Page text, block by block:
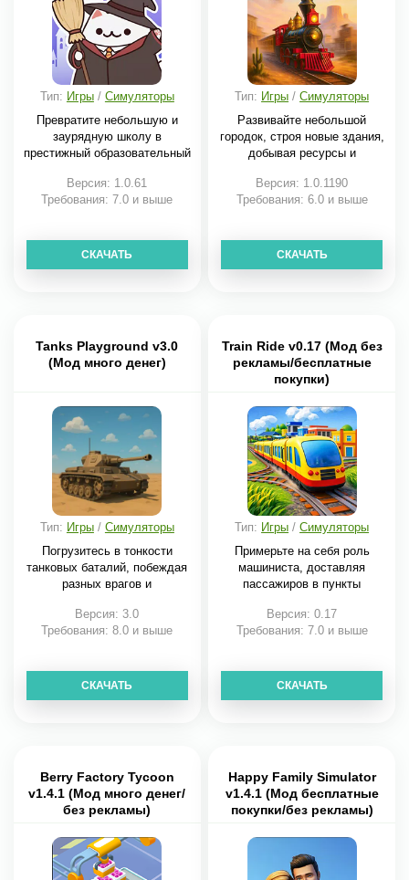
Тип: Игры/ Симуляторы
Превратите небольшую и
заурядную школу в
престижный образовательный
Версия: 1.0.61
Требования: 7.0 и выше
СКАЧАТЬ
Тип: Игры /Симуляторы
Развивайте небольшой
городок, строя новые здания,
добывая ресурсы и
Версия: 1.0.1190
Требования: 6.0 и выше
СКАЧАТЬ
Tanks Playground v3.0
(Мод много денег)
Тип: Игры/ Симуляторы
Погрузитесь в тонкости
танковых баталий, побеждая
разных врагов и
Версия: 3.0
Требования: 8.0 и выше
СКАЧАТЬ
Train Ride v0.17 (Мод без
рекламы/бесплатные
покупки)
Тип: Игры /Симуляторы
Примерьте на себя роль
машиниста, доставляя
пассажиров в пункты
Версия: 0.17
Требования: 7.0 и выше
СКАЧАТЬ
Berry Factory Tycoon
v1.4.1 (Мод много денег/
без рекламы)
Happy Family Simulator
v1.4.1 (Мод бесплатные
покупки/без рекламы)